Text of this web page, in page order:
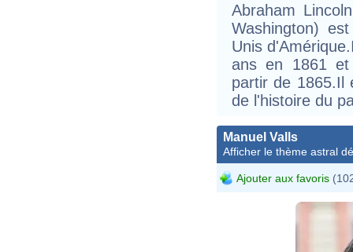
Abraham
Washington)
Unis
ans en 1861
partir de 1865.Il
de l'histoire du
Manuel Valls
Afficher le thème astral
Ajouter aux favoris